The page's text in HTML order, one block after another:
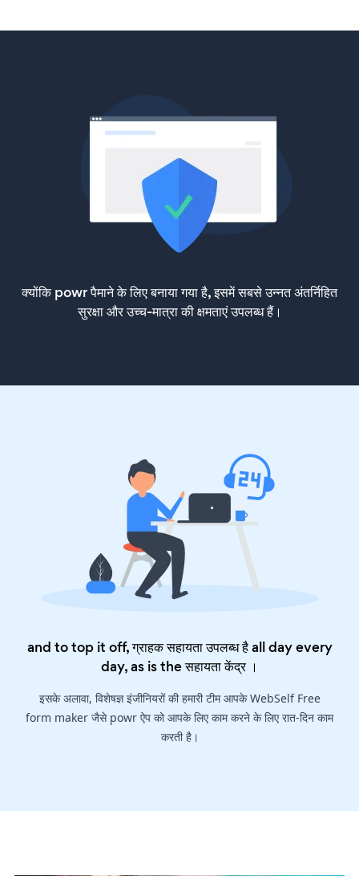
क्योंकि powr पैमाने के लिए बनाया गया है, इसमें सबसे उन्नत अंतर्निहित
सुरक्षा और उच्च-मात्रा की क्षमताएं उपलब्ध हैं।
and to top it off, ग्राहक सहायता उपलब्ध है all day every
day, as is theसहायता केंद्र।
इसके अलावा, विशेषज्ञ इंजीनियरों की हमारी टीम आपके WebSelf Free
form maker जैसे powr ऐप को आपके लिए काम करने के लिए रात-दिन काम
करती है।